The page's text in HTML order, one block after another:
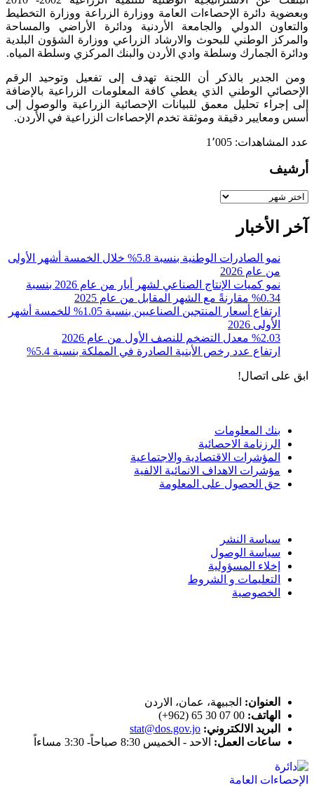
وبعضوية دائرة الإحصاءات العامة ووزارة الزراعة ووزارة التخطيط
والتعاون الدولي والجامعة الأردنية ودائرة الأراضي والمساحة
والمركز الوطني للبحوث والارشاد الزراعي ووزارة الشؤون البلدية
ودائرة الجمارك وسلطة وادي الأردن والبنك المركزي وسلطة المياه.
ومن الجدير بالذكر أن اللجنة تهدف إلى تفعيل وتوحيد الرقم
الإحصائي الوطني الذي يغطي كافة المعلومات الزراعية بالإضافة
إلى إجراء تحليل معمق للبيانات الإحصائية الزراعية والوصول إلى
أسس ومعايير دقيقة وموثقة تخدم الإحصاءات الزراعية في الأردن.
عدد المشاهدات: 1٬005
أرشيف
أرشيف
آخر الأخبار
نمو الصادرات الوطنية بنسبة 5.8% خلال الخمسة أشهر الأولى
من عام 2026
نمو كميات الإنتاج الصناعي لشهر أيار من عام 2026 بنسبة
0.34% مقارنةً مع الشهر المقابل من عام 2025
ارتفاع أسعار المنتجين الصناعيين بنسبة 1.05% للخمسة أشهر
الأولى 2026
%2.03 معدل التضخم للنصف الأول من عام 2026
ارتفاع عدد رخص الأبنية الصادرة في المملكة بنسبة 5.4%
ابق على اتصال!
بنك المعلومات
الرزنامة الاحصائية
المؤشرات الاقتصادية والاجتماعية
مؤشرات الاهداف الانمائية الالفية
حق الحصول على المعلومة
سياسة النشر
سياسة الوصول
إخلاء المسؤولية
التعليمات و الشروط
الخصوصية
العنوان: الجبيهة، عمان، الاردن
الهاتف: 00 07 30 65 (962+)
البريد الالكتروني: stat@dos.gov.jo
ساعات العمل: الاحد - الخميس 8:30 صباحاً- 3:30 مساءاً